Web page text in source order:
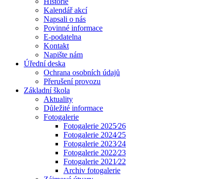
Kalendář akcí
Napsali o nás
Povinné informace
E-podatelna
Kontakt
Napište nám
Úřední deska
Ochrana osobních údajů
Přerušení provozu
Základní škola
Aktuality
Důležité informace
Fotogalerie
Fotogalerie 2025⁄26
Fotogalerie 2024⁄25
Fotogalerie 2023⁄24
Fotogalerie 2022⁄23
Fotogalerie 2021⁄22
Archiv fotogalerie